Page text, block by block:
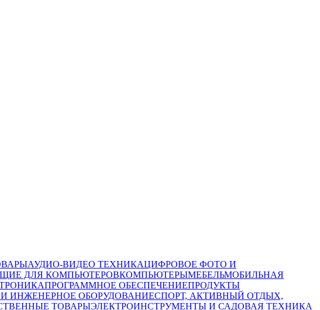
АУДИО-ВИДЕО ТЕХНИКАЦИФРОВОЕ ФОТО И
ДЛЯ КОМПЬЮТЕРОВКОМПЬЮТЕРЫМЕБЕЛЬМОБИЛЬНАЯ
ПРОГРАММНОЕ ОБЕСПЕЧЕНИЕПРОДУКТЫ
ИНЖЕНЕРНОЕ ОБОРУДОВАНИЕСПОРТ, АКТИВНЫЙ ОТДЫХ,
ТОВАРЫЭЛЕКТРОИНСТРУМЕНТЫ И САДОВАЯ ТЕХНИКА